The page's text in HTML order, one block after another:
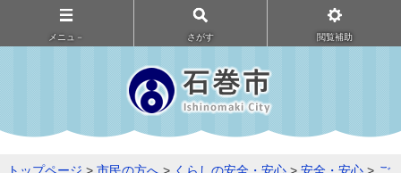
メニュ－ さがす 閲覧補助